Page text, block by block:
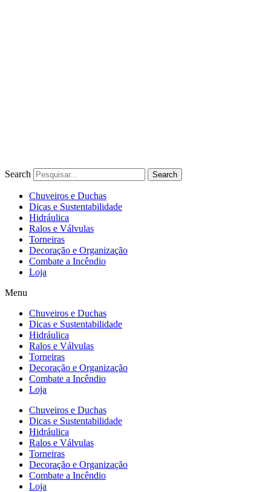
Search Search
Chuveiros e Duchas
Dicas e Sustentabilidade
Hidráulica
Ralos e Válvulas
Torneiras
Decoração e Organização
Combate a Incêndio
Loja
Menu
Chuveiros e Duchas
Dicas e Sustentabilidade
Hidráulica
Ralos e Válvulas
Torneiras
Decoração e Organização
Combate a Incêndio
Loja
Chuveiros e Duchas
Dicas e Sustentabilidade
Hidráulica
Ralos e Válvulas
Torneiras
Decoração e Organização
Combate a Incêndio
Loja